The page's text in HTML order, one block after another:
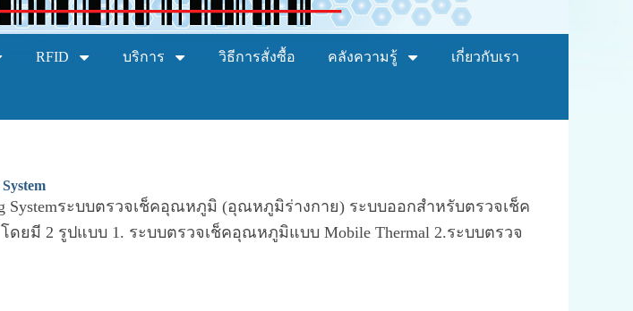
RFID บริการ วิธีการสั่งซื้อ คลังความรู้ เกี่ยวกับเรา
Systemระบบตรวจเช็คอุณหภูมิ (อุณหภูมิร่างกาย) ระบบออกสำหรับตรวจเช็ค
ยมี 2 รูปแบบ 1. ระบบตรวจเช็คอุณหภูมิแบบ Mobile Thermal 2.ระบบตรวจ